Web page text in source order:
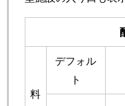
料
デフォル
ト